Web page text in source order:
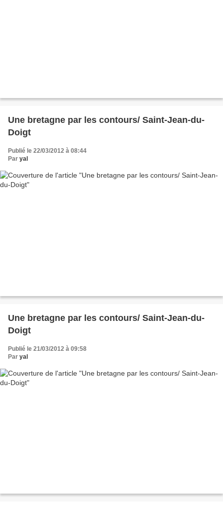
Une bretagne par les contours/ Saint-Jean-du-
Doigt
Publié le 22/03/2012 à 08:44
Par yal
Une bretagne par les contours/ Saint-Jean-du-
Doigt
Publié le 21/03/2012 à 09:58
Par yal